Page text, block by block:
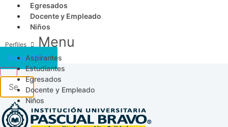
Egresados
Docente y Empleado
Niños
Menu
Aspirantes
Estudiantes
Egresados
Docente y Empleado
Niños
Acceso SICAU